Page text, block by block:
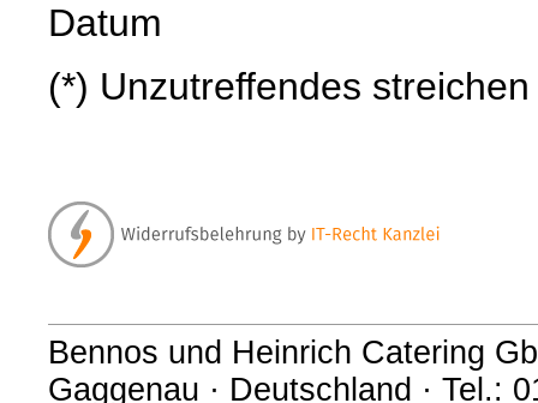
Datum
(*) Unzutreffendes streichen
Bennos und Heinrich Catering
Gaggenau · Deutschland · Tel.: